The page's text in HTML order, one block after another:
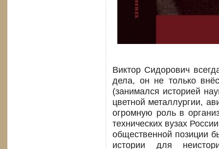
Виктор Сидорович
дела, он не только
(занимался историей
цветной металлургии,
огромную роль в
технических вузах
общественной позиции
истории для